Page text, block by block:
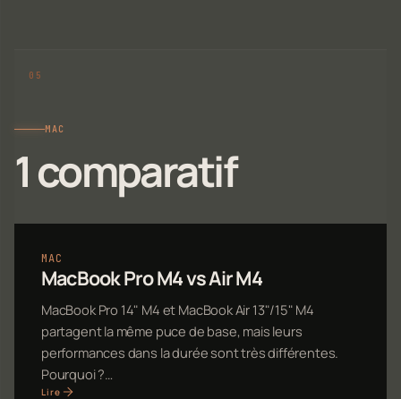
MAC
1 comparatif
MAC
MacBook Pro M4 vs Air M4
MacBook Pro 14" M4 et MacBook Air 13"/15" M4
partagent la même puce de base, mais leurs
performances dans la durée sont très différentes.
Pourquoi ?…
Lire